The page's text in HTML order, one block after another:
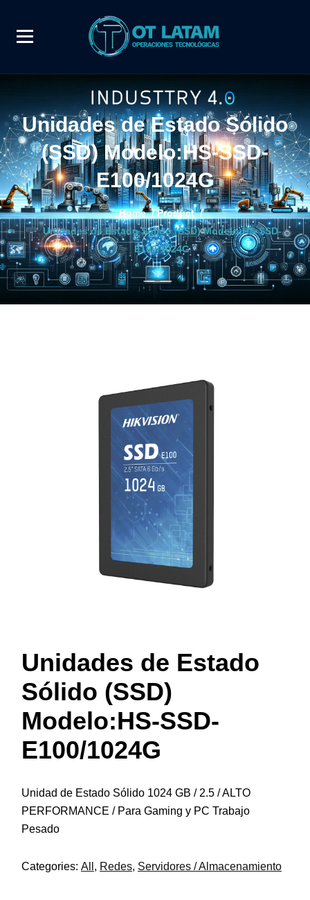
Unidades de Estado Sólido
(SSD) Modelo:HS-SSD-
E100/1024G
Home/Product/
Unidades de Estado Sólido (SSD) Modelo:HS-SSD-
E100/1024G
Unidades de Estado
Sólido (SSD)
Modelo:HS-SSD-
E100/1024G
Unidad de Estado Sólido 1024 GB / 2.5 / ALTO
PERFORMANCE / Para Gaming y PC Trabajo
Pesado
Categories: All , Redes, Servidores / Almacenamiento